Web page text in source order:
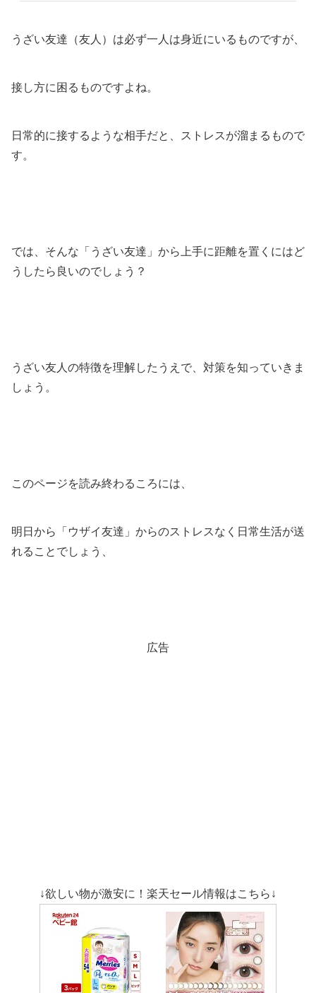
うざい友達（友人）は必ず一人は身近にいるものですが、
接し方に困るものですよね。
日常的に接するような相手だと、ストレスが溜まるもので
す。
では、そんな「うざい友達」から上手に距離を置くにはど
うしたら良いのでしょう？
うざい友人の特徴を理解したうえで、対策を知っていきま
しょう。
このページを読み終わるころには、
明日から「ウザイ友達」からのストレスなく日常生活が送
れることでしょう、
広告
↓欲しい物が激安に！楽天セール情報はこちら↓